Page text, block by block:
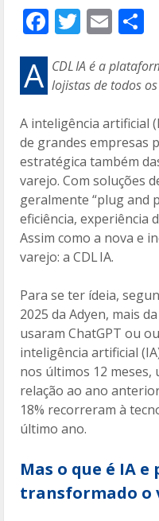
F
ac
e
b
o
o
k
T
w
itt
er
E
m
ai
l
A CDL IA é a
lojistas de todos
A inteligência artificial
de grandes empresas
estratégica também
varejo. Com soluções
geralmente “plug and
eficiência, experiência
Assim como a nova e
varejo: a CDL IA.
Para se ter ídeia,
2025 da Adyen, mais
usaram ChatGPT ou
inteligência artificial
nos últimos 12 meses,
relação ao ano
18% recorreram à
último ano.
Mas o que é IA
transformado o